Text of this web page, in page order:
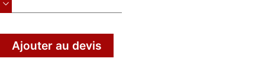
Ajouter au devis